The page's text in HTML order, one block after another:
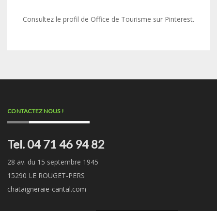
Consultez le profil de Office de Tourisme sur Pinterest.
CONTACTEZ NOUS !
Tel. 04 71 46 94 82
28 av. du 15 septembre 1945
15290 LE ROUGET-PERS
chataigneraie-cantal.com